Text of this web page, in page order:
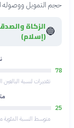
حجم التمويل ووصوله
🔵الزكاة
(إسلام)
78
تقديرات لنسبة
25
متوسط النسبة